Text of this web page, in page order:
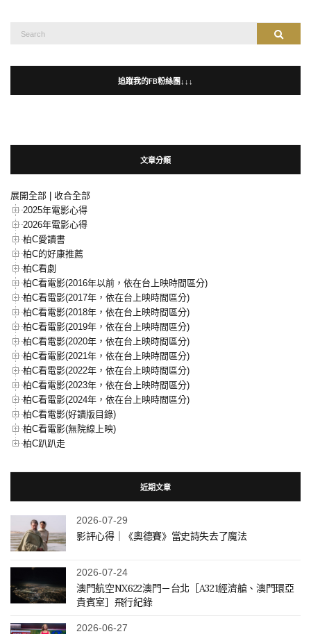
Search
追蹤我的FB粉絲團↓↓↓
文章分類
展開全部
收合全部
2025年電影心得
2026年電影心得
柏C愛讀書
柏C的好康推薦
柏C看劇
柏C看電影(2016年以前，依在台上映時間區分)
柏C看電影(2017年，依在台上映時間區分)
柏C看電影(2018年，依在台上映時間區分)
柏C看電影(2019年，依在台上映時間區分)
柏C看電影(2020年，依在台上映時間區分)
柏C看電影(2021年，依在台上映時間區分)
柏C看電影(2022年，依在台上映時間區分)
柏C看電影(2023年，依在台上映時間區分)
柏C看電影(2024年，依在台上映時間區分)
柏C看電影(好讀版目錄)
柏C看電影(無院線上映)
柏C趴趴走
近期文章
2026-07-29
影評心得｜《奧德賽》當史詩失去了魔法
2026-07-24
澳門航空NX622澳門－台北［A321經濟艙、澳門環亞
貴賓室］飛行紀錄
2026-06-27